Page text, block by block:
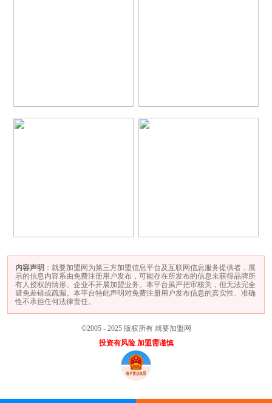
内容声明 ：就要加盟网为第三方加盟信息平台及互联网信息服务提供者，展
示的信息内容系由免费注册用户发布，可能存在所发布的信息未获得品牌所
有人授权的情形、企业不开展加盟业务。本平台虽严把审核关，但无法完全
避免差错或疏漏。本平台特此声明对免费注册用户发布信息的真实性、准确
性不承担任何法律责任。
©2005 - 2025 版权所有 就要加盟网
投资有风险 加盟需谨慎